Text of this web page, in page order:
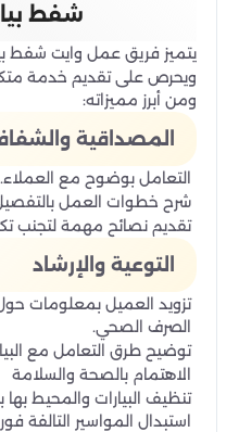
شفط
يتميز فريق عمل وايت شفط
ويحرص على تقديم خدمة
ومن أبرز مميزاته:
المصداقية
التعامل بوضوح مع العملاء.
شرح خطوات العمل
تقديم نصائح مهمة لتجنب
التوعية والإرشاد
تزويد العميل بمعلومات
الصرف الصحي.
توضيح طرق التعامل مع
الاهتمام بالصحة والسلامة
تنظيف البيارات والمحيط
استبدال المواسير التالفة